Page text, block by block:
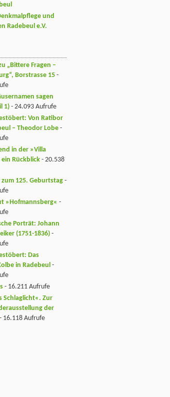
und
Radebeul e.V.
„Bittere Fragen –
Borstrasse 15 -
sagen
1)- 24.093 Aufrufe
Von Ratibor
– Theodor Lobe -
in der »Villa
Rückblick- 20.538
125. Geburtstag-
»Hofmannsberg« -
Porträt: Johann
(1751-1836)-
Das
in Radebeul-
- 16.211 Aufrufe
Schlaglicht«. Zur
der
- 16.118 Aufrufe